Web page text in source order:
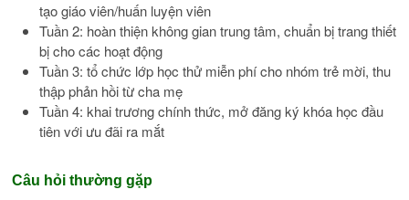
tạo giáo viên/huấn luyện viên
Tuần 2: hoàn thiện không gian trung tâm, chuẩn bị trang thiết
bị cho các hoạt động
Tuần 3: tổ chức lớp học thử miễn phí cho nhóm trẻ mời, thu
thập phản hồi từ cha mẹ
Tuần 4: khai trương chính thức, mở đăng ký khóa học đầu
tiên với ưu đãi ra mắt
Câu hỏi thường gặp